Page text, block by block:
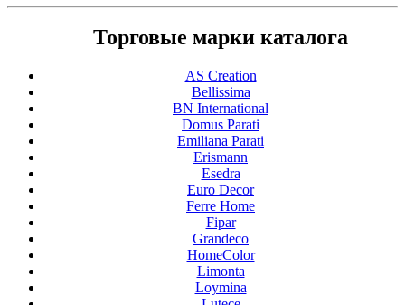
Торговые марки каталога
AS Creation
Bellissima
BN International
Domus Parati
Emiliana Parati
Erismann
Esedra
Euro Decor
Ferre Home
Fipar
Grandeco
HomeColor
Limonta
Loymina